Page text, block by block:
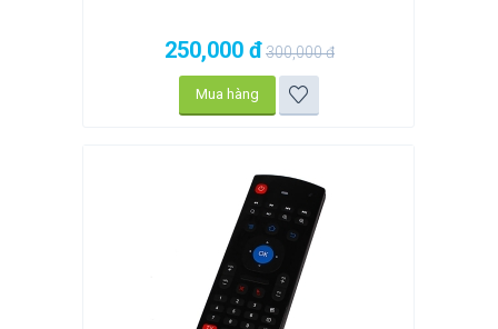
250,000 đ300,000đ
Mua hàng